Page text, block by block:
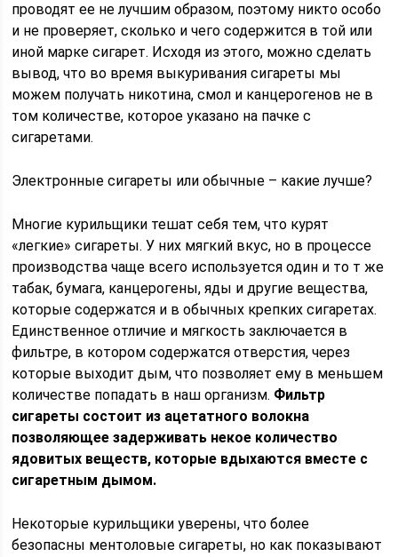
проводят ее не лучшим образом, поэтому никто особо
и не проверяет, сколько и чего содержится в той или
иной марке сигарет. Исходя из этого, можно сделать
вывод, что во время выкуривания сигареты мы
можем получать никотина, смол и канцерогенов не в
том количестве, которое указано на пачке с
сигаретами.
Электронные сигареты или обычные – какие лучше?
Многие курильщики тешат себя тем, что курят
«легкие» сигареты. У них мягкий вкус, но в процессе
производства чаще всего используется один и то т же
табак, бумага, канцерогены, яды и другие вещества,
которые содержатся и в обычных крепких сигаретах.
Единственное отличие и мягкость заключается в
фильтре, в котором содержатся отверстия, через
которые выходит дым, что позволяет ему в меньшем
количестве попадать в наш организм. Фильтр
сигареты состоит из ацетатного волокна
позволяющее задерживать некое количество
ядовитых веществ, которые вдыхаются вместе с
сигаретным дымом.
Некоторые курильщики уверены, что более
безопасны ментоловые сигареты, но как показывают